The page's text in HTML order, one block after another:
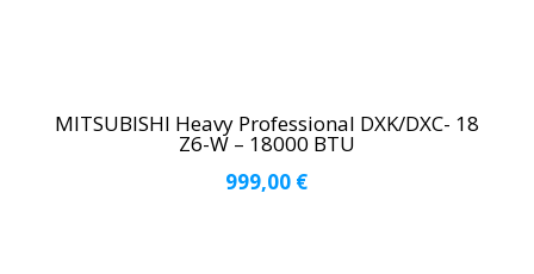
MITSUBISHI Heavy Professional DXK/DXC- 18
Z6-W – 18000 BTU
999,00 €